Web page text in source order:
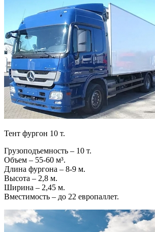
Тент фургон 10 т.
Грузоподъемность – 10 т.
Объем – 55-60 м³.
Длина фургона – 8-9 м.
Высота – 2,8 м.
Ширина – 2,45 м.
Вместимость – до 22 европаллет.